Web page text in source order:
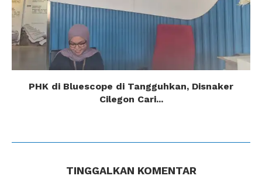
PHK di Bluescope di Tangguhkan, Disnaker
Cilegon Cari...
TINGGALKAN KOMENTAR